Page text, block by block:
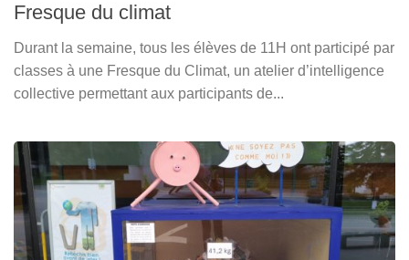
Fresque du climat
Durant la semaine, tous les élèves de 11H ont participé par
classes à une Fresque du Climat, un atelier d’intelligence
collective permettant aux participants de...